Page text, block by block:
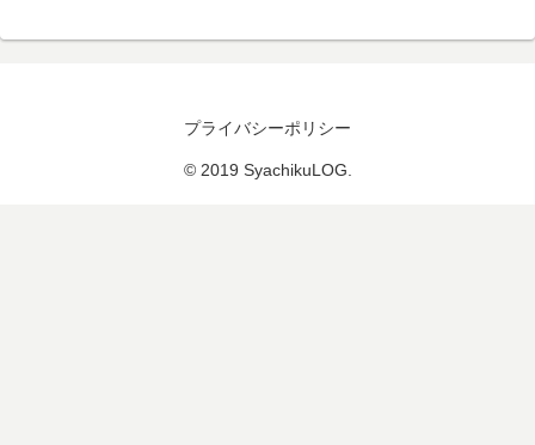
プライバシーポリシー
© 2019 SyachikuLOG.